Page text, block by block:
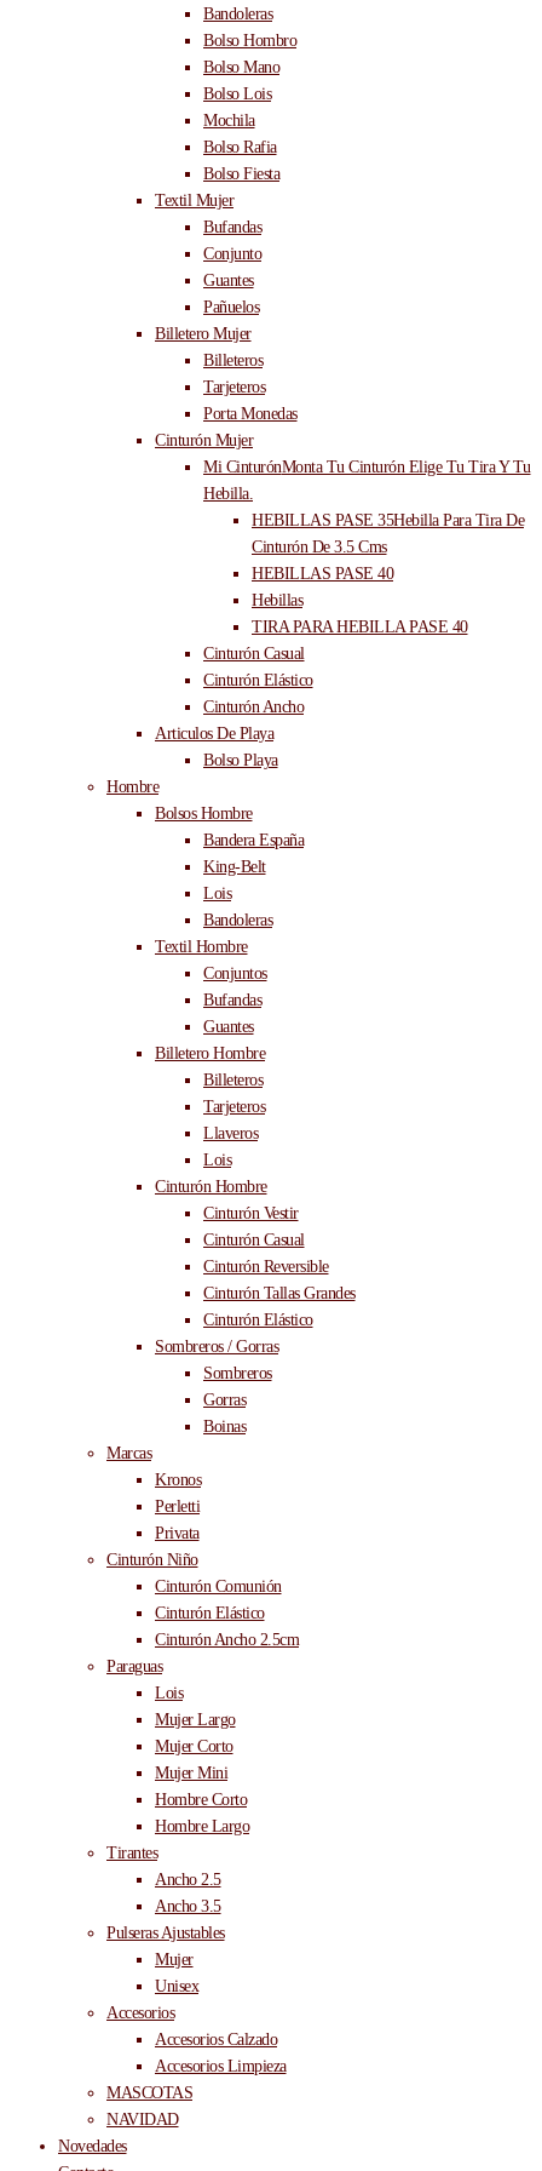
Bandoleras
Bolso Hombro
Bolso Mano
Bolso Lois
Mochila
Bolso Rafia
Bolso Fiesta
Textil Mujer
Bufandas
Conjunto
Guantes
Pañuelos
Billetero Mujer
Billeteros
Tarjeteros
Porta Monedas
Cinturón Mujer
Mi CinturónMonta Tu Cinturón Elige Tu Tira Y Tu
Hebilla.
HEBILLAS PASE 35Hebilla Para Tira De
Cinturón De 3.5 Cms
HEBILLAS PASE 40
Hebillas
TIRA PARA HEBILLA PASE 40
Cinturón Casual
Cinturón Elástico
Cinturón Ancho
Articulos De Playa
Bolso Playa
Hombre
Bolsos Hombre
Bandera España
King-Belt
Lois
Bandoleras
Textil Hombre
Conjuntos
Bufandas
Guantes
Billetero Hombre
Billeteros
Tarjeteros
Llaveros
Lois
Cinturón Hombre
Cinturón Vestir
Cinturón Casual
Cinturón Reversible
Cinturón Tallas Grandes
Cinturón Elástico
Sombreros / Gorras
Sombreros
Gorras
Boinas
Marcas
Kronos
Perletti
Privata
Cinturón Niño
Cinturón Comunión
Cinturón Elástico
Cinturón Ancho 2.5cm
Paraguas
Lois
Mujer Largo
Mujer Corto
Mujer Mini
Hombre Corto
Hombre Largo
Tirantes
Ancho 2.5
Ancho 3.5
Pulseras Ajustables
Mujer
Unisex
Accesorios
Accesorios Calzado
Accesorios Limpieza
MASCOTAS
NAVIDAD
Novedades